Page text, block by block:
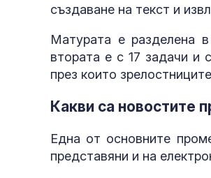
създаване на текст и
Матурата е разделена
втората е с 17 задачи и
през които
Какви са новостите
Една от основните
представяни и на